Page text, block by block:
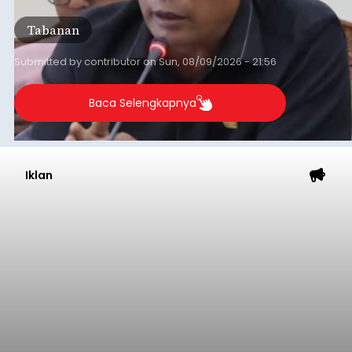
Tabanan, dan Selemadeg Barat.
Tabanan
Submitted bycontributoronSun, 08/09/2026 - 21:56
Baca Selengkapnya
Iklan